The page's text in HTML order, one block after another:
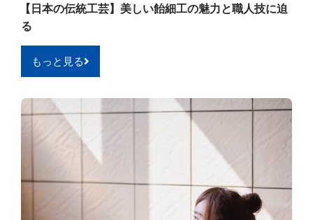
【日本の伝統工芸】美しい飴細工の魅力と職人技に迫
る
もっと見る